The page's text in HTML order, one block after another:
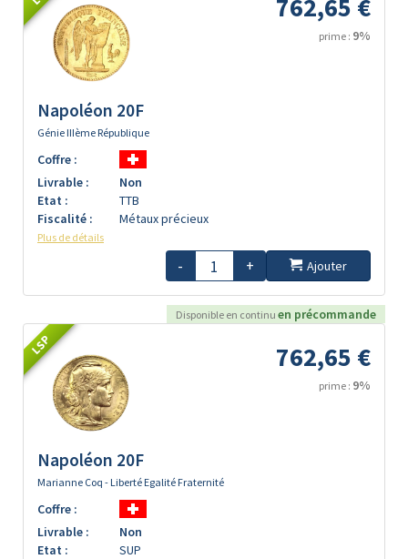
762,65 €
prime : 9%
Napoléon 20F
Génie IIIème République
Coffre :
Livrable :
Non
Etat :
TTB
Fiscalité :
Métaux précieux
Plus de détails
- + Ajouter
Disponible en continu en précommande
LSP 762,65 €
prime : 9%
Napoléon 20F
Marianne Coq - Liberté Egalité Fraternité
Coffre :
Livrable :
Non
Etat :
SUP